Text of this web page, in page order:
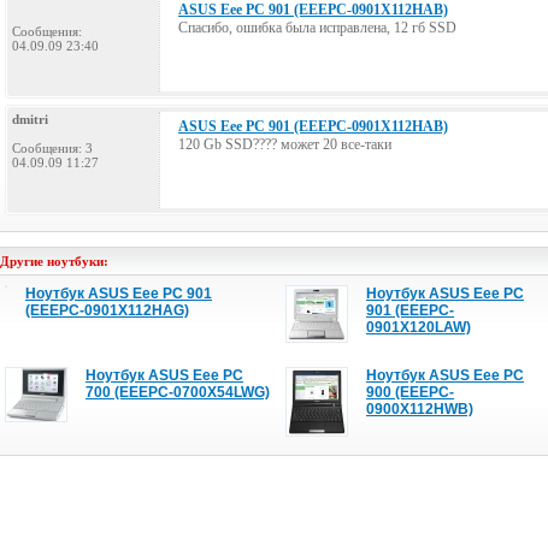
Сообщения:
04.09.09 23:40
ASUS Eee PC 901 (EEEPC-0901X112HAB)
Спасибо, ошибка была исправлена, 12 гб SSD
dmitri
Сообщения: 3
04.09.09 11:27
ASUS Eee PC 901 (EEEPC-0901X112HAB)
120 Gb SSD???? может 20 все-таки
Другие ноутбуки:
Ноутбук ASUS Eee PC 901
(EEEPC-0901X112HAG)
Ноутбук ASUS Eee PC
901 (EEEPC-
0901X120LAW)
Ноутбук ASUS Eee PC
700 (EEEPC-0700X54LWG)
Ноутбук ASUS Eee PC
900 (EEEPC-
0900X112HWB)